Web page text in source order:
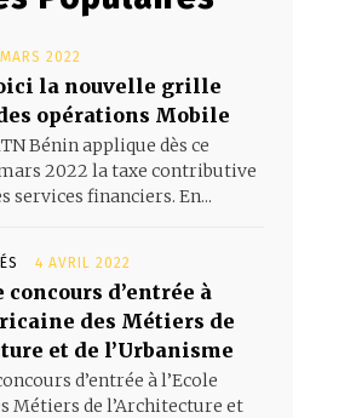
2022
la nouvelle grille
opérations Mobile
Bénin applique dès ce
2022 la taxe contributive
services financiers. En...
4 AVRIL 2022
concours d’entrée à
des Métiers de
et de l’Urbanisme
d’entrée à l’Ecole
Métiers de l’Architecture et